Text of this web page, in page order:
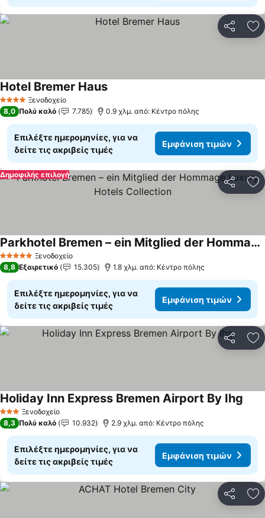
4 ΑστέριαΞενοδοχείο
Hotel Bremer HausΕμφάνιση τιμών
8,0 Πολύ καλό 7.785 0.9 χλμ. από: Κέντρο πόλης
Επιλέξτε ημερομηνίες, για να
δείτε τις ακριβείς τιμές
Εμφάνιση τιμών
Δημοφιλής επιλογή
5 Αστέρια Ξενοδοχείο
Parkhotel Bremen – ein Mitglied der Hommage Luxury Hotels Collection
Εμφάνιση τιμών
8,8 Εξαιρετικό 15.305 1.8 χλμ. από: Κέντρο πόλης
Επιλέξτε ημερομηνίες, για να
δείτε τις ακριβείς τιμές
Εμφάνιση τιμών
3 ΑστέριαΞενοδοχείο
Holiday Inn Express Bremen Airport By Ihg
8,3 Πολύ καλό 10.932 2.9 χλμ. από: Κέντρο πόλης
Επιλέξτε ημερομηνίες, για να
δείτε τις ακριβείς τιμές
Εμφάνιση τιμών